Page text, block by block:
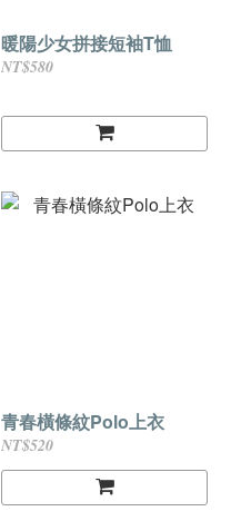
暖陽少女拼接短袖T恤
NT$580
青春橫條紋Polo上衣
NT$520